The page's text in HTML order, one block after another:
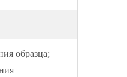
образца;